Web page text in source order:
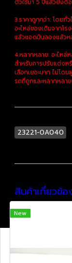
3.ราคาถูกกว่า: โดยทั่
อะไหล่ของเดิมจากโ
แล้วแอดมินลองแล้ว
4.หลากหลาย: อะไหล่
สำหรับการปรับแต่งห
เลือกเยอะมาก ไม่โด
รถที่ถูกและหลากหลาย
23221-0A040
สินค้าเกี่ยวข้อ
New